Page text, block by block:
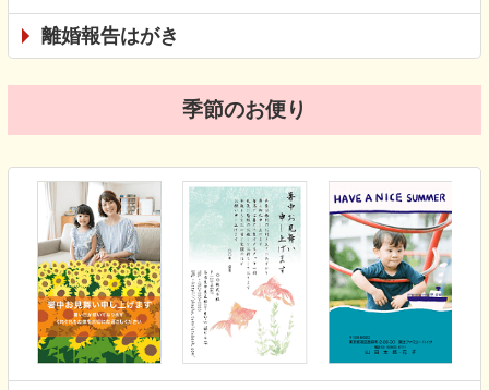
離婚報告はがき
季節のお便り